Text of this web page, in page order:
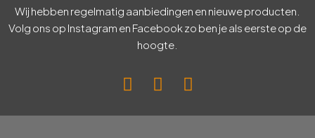
Wij hebben regelmatig aanbiedingen en nieuwe producten.
Volg ons op Instagram en Facebook zo ben je als eerste op de
hoogte.